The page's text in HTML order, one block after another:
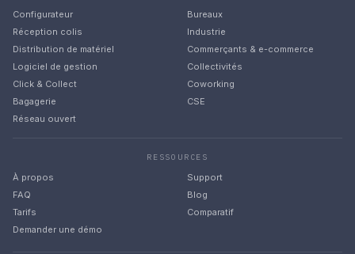
Configurateur
Réception colis
Distribution de matériel
Logiciel de gestion
Click & Collect
Bagagerie
Réseau ouvert
Bureaux
Industrie
Commerçants & e-commerce
Collectivités
Coworking
CSE
RESSOURCES
À propos
Support
FAQ
Blog
Tarifs
Comparatif
Demander une démo